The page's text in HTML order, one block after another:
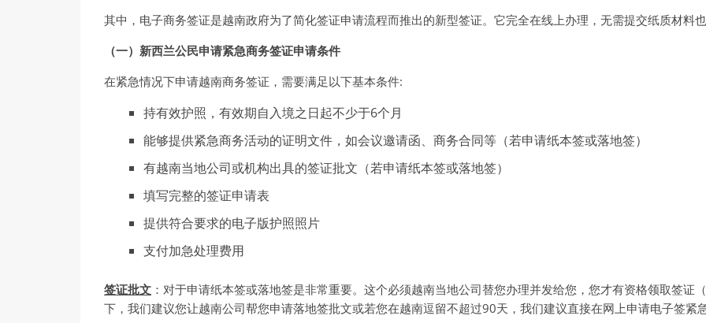
其中，电子商务签证是越南政府为了简化签证申请流程而推出的新型签证。它完全在线上办理，无需提交纸质材料
（一）新西兰公民申请紧急商务签证申请条件
在紧急情况下申请越南商务签证，需要满足以下基本条件:
持有效护照，有效期自入境之日起不少于6个月
能够提供紧急商务活动的证明文件，如会议邀请函、商务合同等（若申请纸本签或落地签）
有越南当地公司或机构出具的签证批文（若申请纸本签或落地签）
填写完整的签证申请表
提供符合要求的电子版护照照片
支付加急处理费用
签证批文 ：对于申请纸本签或落地签是非常重要。这个必须越南当地公司替您办理并发给您，您才有资格领取签证
下，我们建议您让越南公司帮您申请落地签批文或若您在越南逗留不超过90天，我们建议直接在网上申请电子签紧